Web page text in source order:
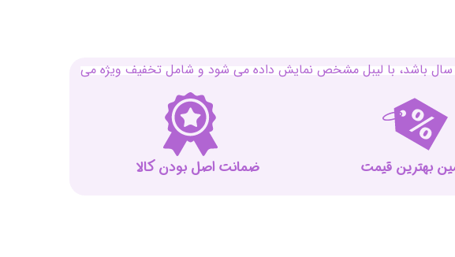
سال باشد، با لیبل مشخص نمایش داده می شود و شامل تخفیف ویژه می
ضمانت اصل بودن کالا بهترین قیمت